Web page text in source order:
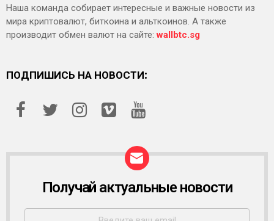
Наша команда собирает интересные и важные новости из
мира криптовалют, биткоина и альткоинов. А также
производит обмен валют на сайте:wallbtc.sg
ПОДПИШИСЬ НА НОВОСТИ:
С
Получай актуальные новости